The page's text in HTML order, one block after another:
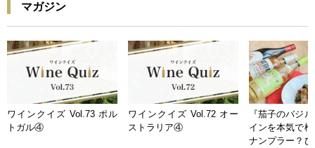
マガジン
ワインクイズ Vol.73 ポル
トガル④
ワインクイズ Vol.72 オー
ストラリア④
『茄子のバジ
インを本気で
ナンプラー？